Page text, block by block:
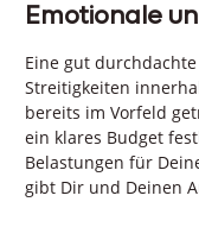
Emotionale
Eine gut
Streitigkeiten
bereits im Vorfeld
ein klares Budget
Belastungen für
gibt Dir und Deinen